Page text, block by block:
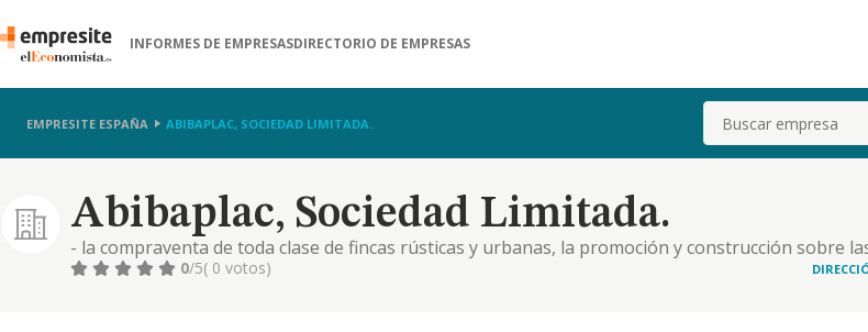
INFORMES DE EMPRESASDIRECTORIO DE EMPRESAS
EMPRESITE ESPAÑA ABIBAPLAC, SOCIEDAD LIMITADA. Buscar
Abibaplac, Sociedad Limitada.
- la compraventa de toda clase de fincas rústicas y urbanas, la promoción y construcción sobre
mis-mas de toda clase de edificaciones, su rehabilita-ción, venta o arrendamiento no financiero,
0/5( 0 votos)